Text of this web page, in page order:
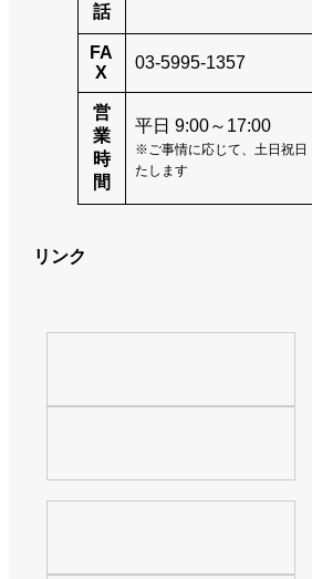
話
FA
X
03-5995-1357
営
業
時
間
平日 9:00～17:00
※ご事情に応じて、土日祝日
たします
リンク